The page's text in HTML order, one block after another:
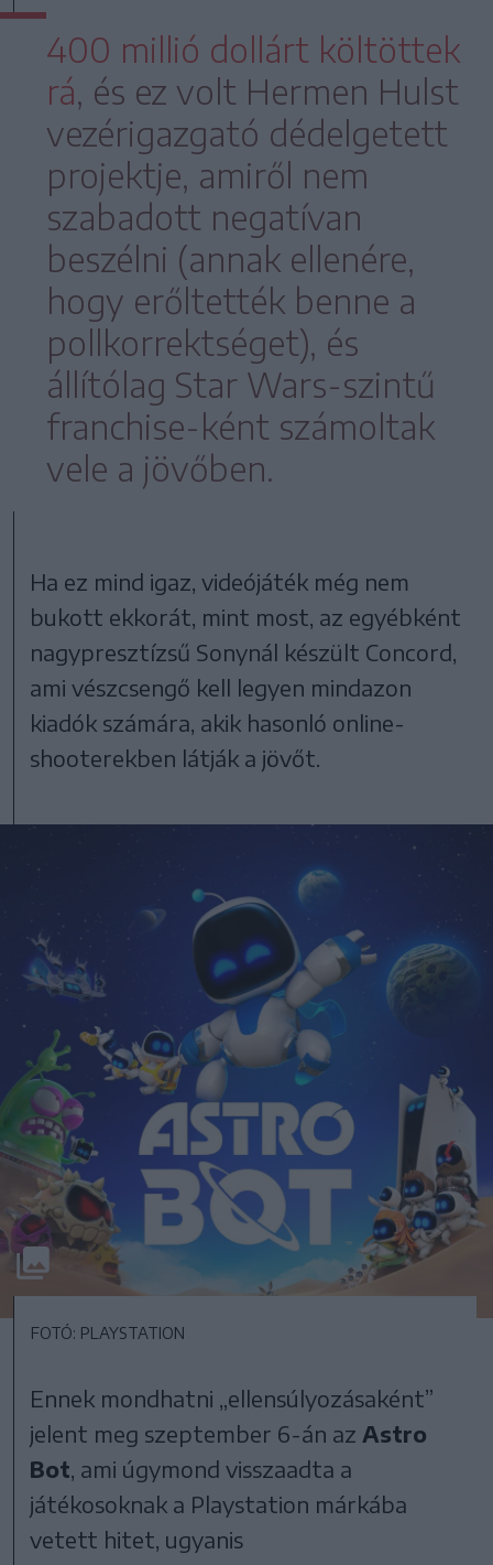
400 millió dollárt költöttek
rá, és ez volt Hermen Hulst
vezérigazgató dédelgetett
projektje, amiről nem
szabadott negatívan
beszélni (annak ellenére,
hogy erőltették benne a
pollkorrektséget), és
állítólag Star Wars-szintű
franchise-ként számoltak
vele a jövőben.
Ha ez mind igaz, videójáték még nem
bukott ekkorát, mint most, az egyébként
nagypresztízsű Sonynál készült Concord,
ami vészcsengő kell legyen mindazon
kiadók számára, akik hasonló online-
shooterekben látják a jövőt.
FOTÓ: PLAYSTATION
Ennek mondhatni „ellensúlyozásaként”
jelent meg szeptember 6-án az Astro
Bot, ami úgymond visszaadta a
játékosoknak a Playstation márkába
vetett hitet, ugyanis